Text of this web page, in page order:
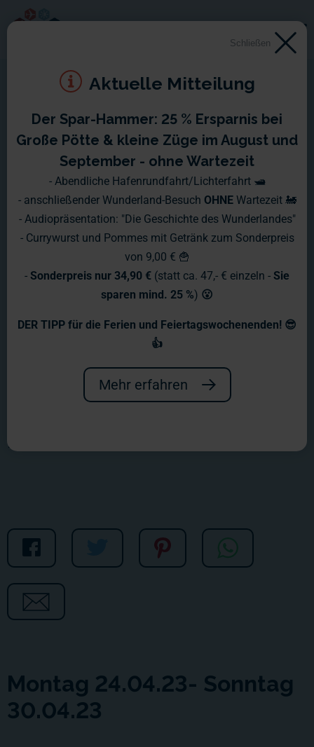
Wochenbericht Nr. 1174
Patagonien-Abschnittes hat viel zu
in allen Abteilungen.
Montag 24.04.23- Sonntag
30.04.23
Schließen
Aktuelle Mitteilung
Der Spar-Hammer: 25 % Ersparnis bei
Große Pötte & kleine Züge im August und
September - ohne Wartezeit
- Abendliche Hafenrundfahrt/Lichterfahrt 🛥️
- anschließender Wunderland-Besuch OHNE Wartezeit 🚂
- Audiopräsentation: "Die Geschichte des Wunderlandes"
- Currywurst und Pommes mit Getränk zum Sonderpreis
von 9,00 € 🍟
- Sonderpreis nur 34,90 € (statt ca. 47,- € einzeln - Sie
sparen mind. 25 %) 😮
DER TIPP für die Ferien und Feiertagswochenenden! 😎
👍
Mehr erfahren